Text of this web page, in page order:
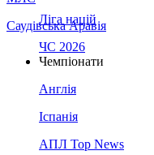
Саудівська Аравія
Ліга націй
ЧС 2026
Чемпіонати
Англія
Іспанія
АПЛ Top News